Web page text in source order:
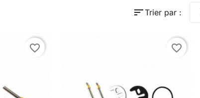
sortTrier par :
favorite_border favorite_border